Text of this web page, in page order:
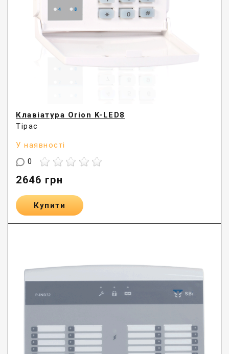
Клавіатура Orion K-LED8
Тірас
У наявності
0
2646 грн
Купити